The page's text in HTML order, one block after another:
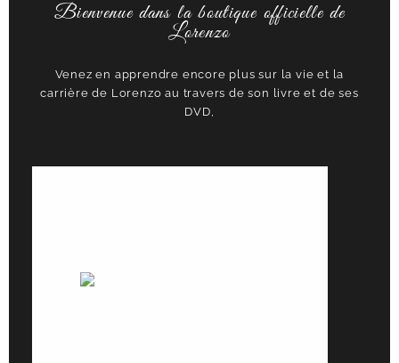
Bienvenue dans la boutique officielle de
Lorenzo
Venez en apprendre encore plus sur la vie et la
carrière de Lorenzo au travers de son livre et de ses
DVD,